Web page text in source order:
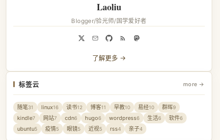
Laoliu
Blogger/验光师/国学爱好者
了解更多 →
标签云 more →
随笔31 linux16 读书12 博客11 早教10 易经10 群晖9
kindle7 网站7 cdn6 hugo6 wordpress6 生活6 软件6
ubuntu5 疫情5 眼镜5 近视5 rss4 亲子4